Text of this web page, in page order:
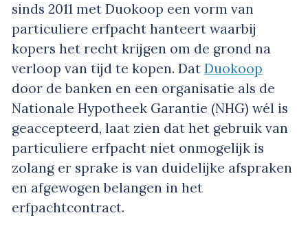
sinds 2011 met Duokoop een vorm van
particuliere erfpacht hanteert waarbij
kopers het recht krijgen om de grond na
verloop van tijd te kopen. Dat Duokoop
door de banken en een organisatie als de
Nationale Hypotheek Garantie (NHG) wél is
geaccepteerd, laat zien dat het gebruik van
particuliere erfpacht niet onmogelijk is
zolang er sprake is van duidelijke afspraken
en afgewogen belangen in het
erfpachtcontract.